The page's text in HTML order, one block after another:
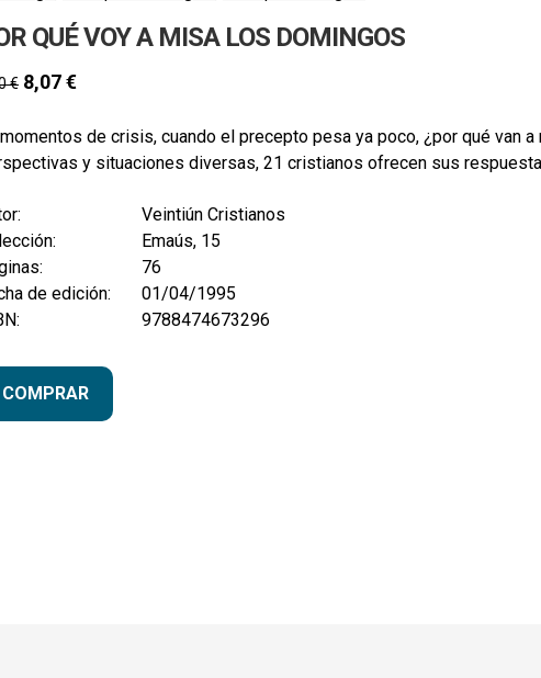
QUÉ VOY A MISA LOS DOMINGOS
€ 8,07€
momentos de crisis, cuando el precepto pesa ya poco, ¿por qué van
y situaciones diversas, 21 cristianos ofrecen sus
Veintiún Cristianos
Emaús, 15
76
de edición:
01/04/1995
9788474673296
COMPRAR